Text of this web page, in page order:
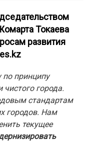
Токаева
развития
принципу
чистого города.
стандартам
городов. Нам
текущее